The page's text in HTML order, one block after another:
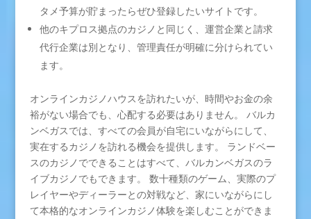
タメ予算が貯まったらぜひ登録したいサイトです。
他のキプロス拠点のカジノと同じく、運営企業と請求
代行企業は別となり、管理責任が明確に分けられてい
ます。
オンラインカジノハウスを訪れたいが、時間やお金の余
裕がない場合でも、心配する必要はありません。 バルカ
ンベガスでは、すべての会員が自宅にいながらにして、
実在するカジノを訪れる機会を提供します。 ランドベー
スのカジノでできることはすべて、バルカンベガスのラ
イブカジノでもできます。 数十種類のゲーム、実際のプ
レイヤーやディーラーとの対戦など、家にいながらにし
て本格的なオンラインカジノ体験を楽しむことができま